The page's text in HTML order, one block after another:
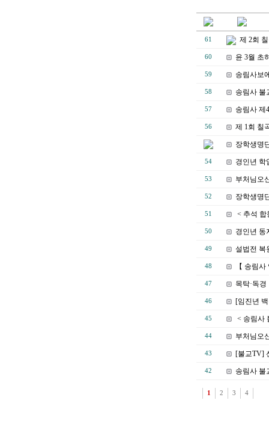
61 제 2회
60 윤 3월 초
59 송림사보
58 송림사 불
57 송림사 제
56 제 1회 칠
장학생명
54 경인년 학
53 부처님오
52 장학생명
51 < 추석 합
50 경인년 동
49 설법전 복
48 【 송림
47 목탁·독
46 [임진년
45 < 송림사
44 부처님오
43 [불교TV]
42 송림사 불
1 2 3 4